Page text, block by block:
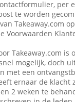
per
te worden
Takeaway.com
Voorwaarden
Takeaway.com is
mogelijk, doch
met een
ernaar de klacht
2 weken te